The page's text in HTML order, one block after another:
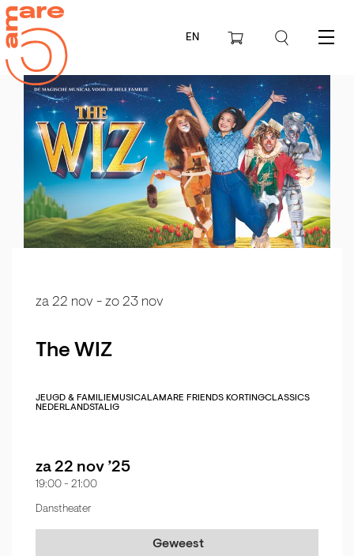
EN Menu
The WIZ
za 22 nov - zo 23 nov
JEUGD & FAMILIE MUSICALAMARE FRIENDS KORTINGCLASSICS
NEDERLANDSTALIG
za 22 nov ’25
19:00 - 21:00
Danstheater
Geweest